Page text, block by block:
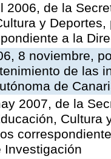
2006, de la
y
a la
8 noviembre,
de las
de
2007, de la
Cultura
Investigación